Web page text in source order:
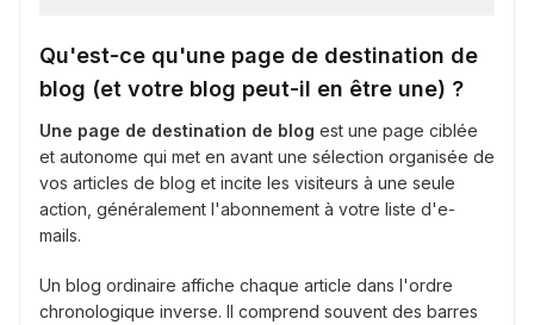
Qu'est-ce qu'une page de destination de
blog (et votre blog peut-il en être une) ?
Une page de destination de blog est une page ciblée
et autonome qui met en avant une sélection organisée de
vos articles de blog et incite les visiteurs à une seule
action, généralement l'abonnement à votre liste d'e-
mails.
Un blog ordinaire affiche chaque article dans l'ordre
chronologique inverse. Il comprend souvent des barres